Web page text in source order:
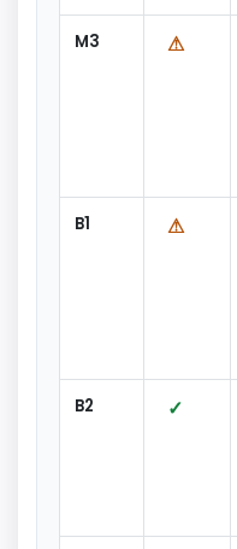
M3 ⚠
B1 ⚠
B2 ✓